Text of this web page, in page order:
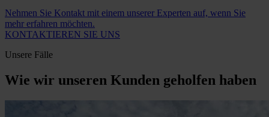
Nehmen Sie Kontakt mit einem unserer Experten auf, wenn Sie
mehr erfahren möchten.
KONTAKTIEREN SIE UNS
Unsere Fälle
Wie wir unseren Kunden geholfen haben